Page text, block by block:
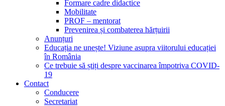
Formare cadre didactice
Mobilitate
PROF – mentorat
Prevenirea și combaterea hărțuirii
Anunțuri
Educația ne unește! Viziune asupra viitorului educației
în România
Ce trebuie să știți despre vaccinarea împotriva COVID-
19
Contact
Conducere
Secretariat